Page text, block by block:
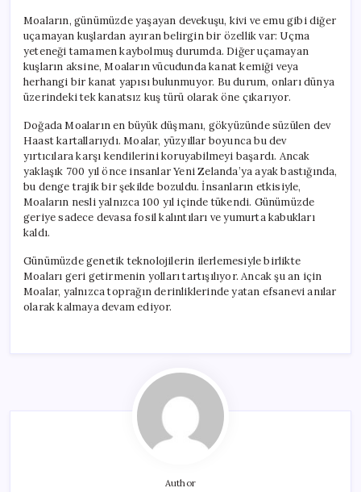
Moaların, günümüzde yaşayan devekuşu, kivi ve emu gibi diğer
uçamayan kuşlardan ayıran belirgin bir özellik var: Uçma
yeteneği tamamen kaybolmuş durumda. Diğer uçamayan
kuşların aksine, Moaların vücudunda kanat kemiği veya
herhangi bir kanat yapısı bulunmuyor. Bu durum, onları dünya
üzerindeki tek kanatsız kuş türü olarak öne çıkarıyor.
Doğada Moaların en büyük düşmanı, gökyüzünde süzülen dev
Haast kartallarıydı. Moalar, yüzyıllar boyunca bu dev
yırtıcılara karşı kendilerini koruyabilmeyi başardı. Ancak
yaklaşık 700 yıl önce insanlar Yeni Zelanda’ya ayak bastığında,
bu denge trajik bir şekilde bozuldu. İnsanların etkisiyle,
Moaların nesli yalnızca 100 yıl içinde tükendi. Günümüzde
geriye sadece devasa fosil kalıntıları ve yumurta kabukları
kaldı.
Günümüzde genetik teknolojilerin ilerlemesiyle birlikte
Moaları geri getirmenin yolları tartışılıyor. Ancak şu an için
Moalar, yalnızca toprağın derinliklerinde yatan efsanevi anılar
olarak kalmaya devam ediyor.
Author